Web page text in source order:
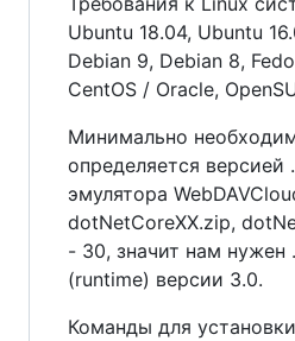
Ubuntu 18.04, Ubuntu
Debian 9, Debian 8,
CentOS / Oracle,
Минимально
определяется версией
эмулятора
dotNetCoreXX.zip,
- 30, значит нам нужен
(runtime) версии 3.0.
Команды для